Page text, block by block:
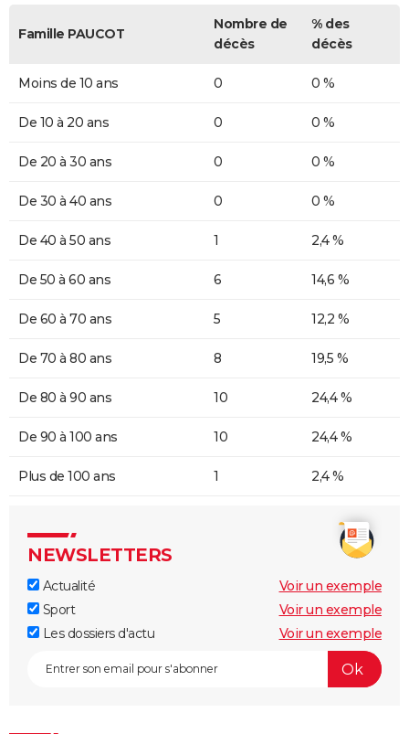
Famille PAUCOT
Nombre de
décès
% des
décès
Moins de 10 ans 0 0 %
De 10 à 20 ans 0 0 %
De 20 à 30 ans 0 0 %
De 30 à 40 ans 0 0 %
De 40 à 50 ans 1 2,4 %
De 50 à 60 ans 6 14,6 %
De 60 à 70 ans 5 12,2 %
De 70 à 80 ans 8 19,5 %
De 80 à 90 ans 10 24,4 %
De 90 à 100 ans 10 24,4 %
Plus de 100 ans 1 2,4 %
NEWSLETTERS
Actualité
Voir un exemple
Sport
Voir un exemple
Les dossiers d'actu
Voir un exemple